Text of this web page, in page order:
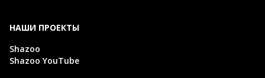
НАШИ ПРОЕКТЫ
Shazoo
Shazoo YouTube